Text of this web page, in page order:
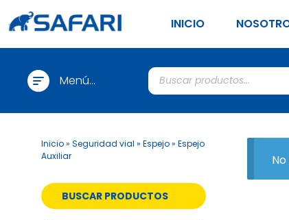
INICIO
Menú
Inicio» Seguridad vial » Espejo» Espejo
Auxiliar
BUSCAR PRODUCTOS